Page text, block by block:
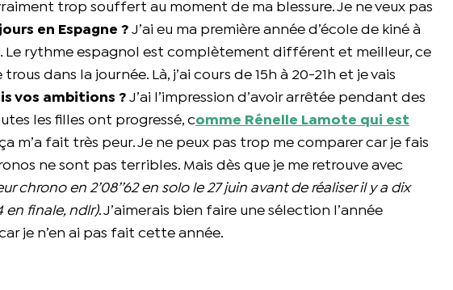
trop souffert au moment de ma blessure. Je ne veux pas
en Espagne ? J’ai eu ma première année d’école de kiné à
Le rythme espagnol est complètement différent et meilleur, ce
dans la journée. Là, j’ai cours de 15h à 20-21h et je vais
vos ambitions ? J’ai l’impression d’avoir arrêtée pendant des
les filles ont progressé, comme Rénelle Lamote qui est
m’a fait très peur. Je ne peux pas trop me comparer car je fais
ne sont pas terribles. Mais dès que je me retrouve avec
chrono en 2’08’’62 en solo le 27 juin avant de réaliser il y a dix
en finale, ndlr). J’aimerais bien faire une sélection l’année
je n’en ai pas fait cette année.